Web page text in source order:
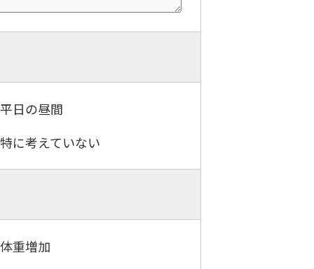
日の昼間
に考えていない
重増加